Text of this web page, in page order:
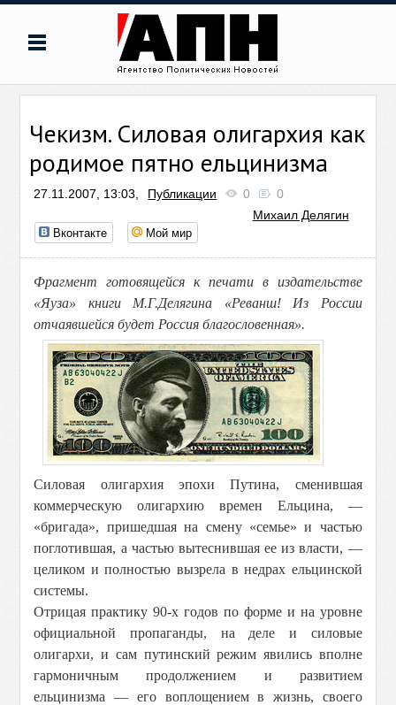
Чекизм. Силовая олигархия как
родимое пятно ельцинизма
27.11.2007, 13:03, Публикации 0
0
Михаил Делягин
Вконтакте Мой мир
Фрагмент готовящейся к печати в издательстве
«Яуза» книги М.Г.Делягина «Реванш! Из России
отчаявшейся будет Россия благословенная».
Силовая олигархия эпохи Путина, сменившая
коммерческую олигархию времен Ельцина, —
«бригада», пришедшая на смену «семье» и частью
поглотившая, а частью вытеснившая ее из власти, —
целиком и полностью вызрела в недрах ельцинской
системы.
Отрицая практику 90-х годов по форме и на уровне
официальной пропаганды, на деле и силовые
олигархи, и сам путинский режим явились вполне
гармоничным продолжением и развитием
ельцинизма — его воплощением в жизнь, своего